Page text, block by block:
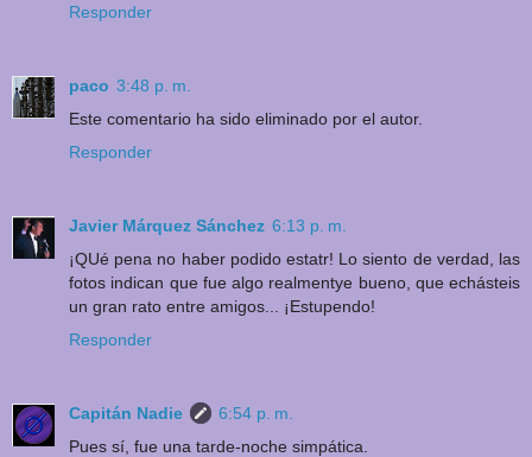
Responder
paco 3:48 p. m.
Este comentario ha sido eliminado por el autor.
Responder
Javier Márquez Sánchez 6:13 p. m.
¡QUé pena no haber podido estatr! Lo siento de verdad, las
fotos indican que fue algo realmentye bueno, que echásteis
un gran rato entre amigos... ¡Estupendo!
Responder
Capitán Nadie
6:54 p. m.
Pues sí, fue una tarde-noche simpática.